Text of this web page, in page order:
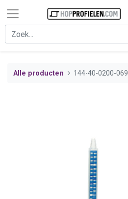
Alle producten 144-40-0200-069